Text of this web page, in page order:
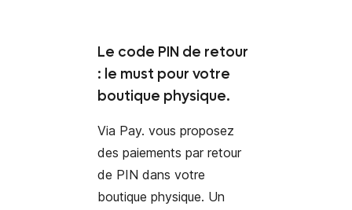
Le code PIN de retour
: le must pour votre
boutique physique.
Via Pay. vous proposez
des paiements par retour
de PIN dans votre
boutique physique. Un